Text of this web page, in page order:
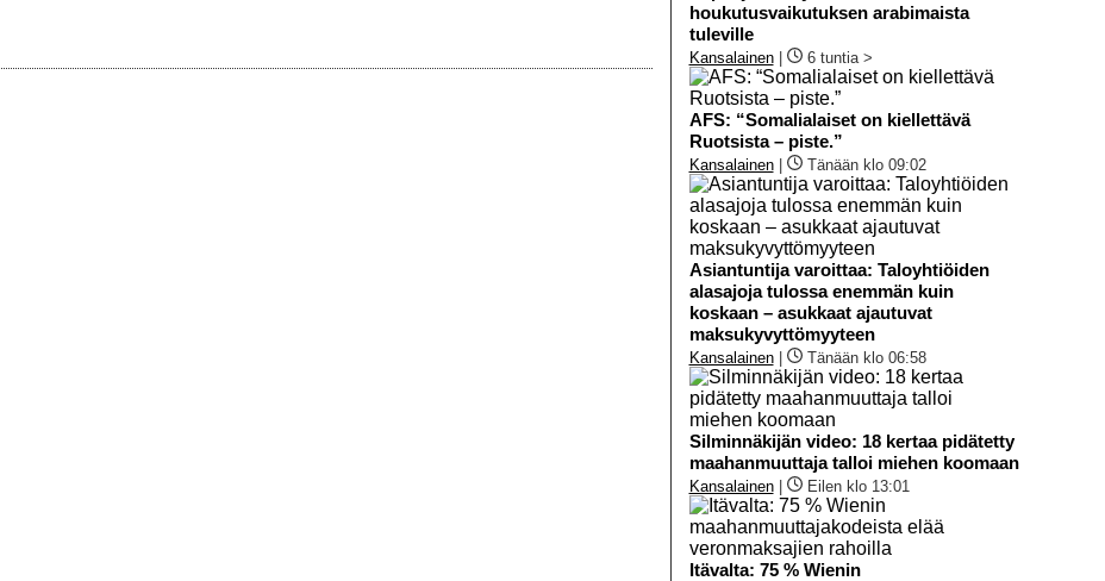
houkutusvaikutuksen arabimaista
tuleville
Kansalainen| 6 tuntia >
AFS: “Somalialaiset on kiellettävä
Ruotsista – piste.”
Kansalainen| Tänään klo 09:02
Asiantuntija varoittaa: Taloyhtiöiden
alasajoja tulossa enemmän kuin
koskaan – asukkaat ajautuvat
maksukyvyttömyyteen
Kansalainen| Tänään klo 06:58
Silminnäkijän video: 18 kertaa pidätetty
maahanmuuttaja talloi miehen koomaan
Kansalainen| Eilen klo 13:01
Itävalta: 75 % Wienin